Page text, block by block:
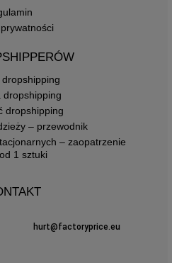
dropshipping
dropshipping
– przewodnik
– zaopatrzenie
1 sztuki
hurt@factoryprice.eu